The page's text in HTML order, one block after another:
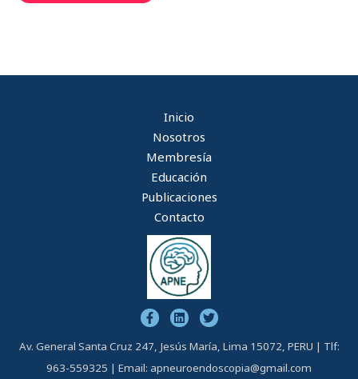
Inicio
Nosotros
Membresía
Educación
Publicaciones
Contacto
Av. General Santa Cruz 247, Jesús María, Lima 15072, PERU | Tlf:
963-559325 | Email: apneuroendoscopia@gmail.com